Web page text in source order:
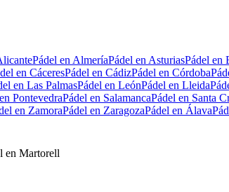
Pádel en AlmeríaPádel en AsturiasPádel en
en CáceresPádel en CádizPádel en Córdoba
en Las PalmasPádel en LeónPádel en Lleida
PontevedraPádel en SalamancaPádel en Santa
en ZamoraPádel en ZaragozaPádel en Álava
en Martorell